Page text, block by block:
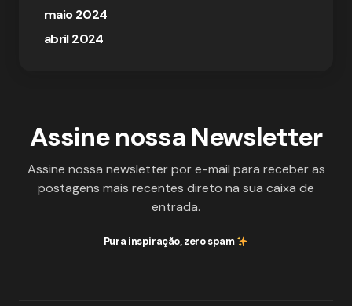
maio 2024
abril 2024
Assine nossa Newsletter
Assine nossa newsletter por e-mail para receber as
postagens mais recentes direto na sua caixa de
entrada.
Pura inspiração, zero spam